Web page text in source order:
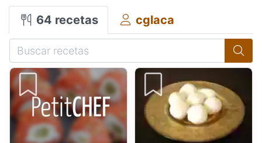
64 recetas cglaca